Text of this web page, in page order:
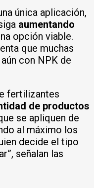
única aplicación,
aumentando
opción viable.
que muchas
con NPK de
fertilizantes
de productos
se apliquen de
al máximo los
decide el tipo
señalan las